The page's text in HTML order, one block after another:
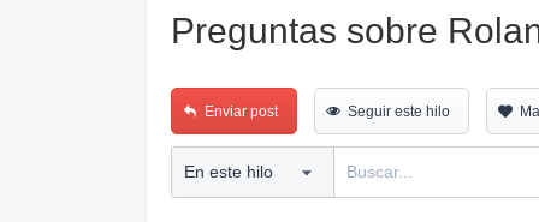
Preguntas sobre
Enviar post Seguir este hilo